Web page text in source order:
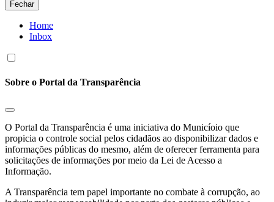
Fechar
Home
Inbox
Sobre o Portal da Transparência
O Portal da Transparência é uma iniciativa do Municíoio que
propicia o controle social pelos cidadãos ao disponibilizar dados e
informações públicas do mesmo, além de oferecer ferramenta para
solicitações de informações por meio da Lei de Acesso a
Informação.
A Transparência tem papel importante no combate à corrupção, ao